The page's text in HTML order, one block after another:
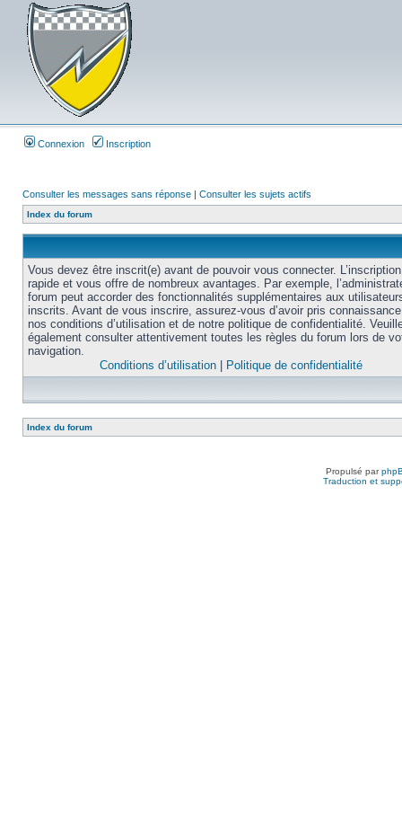
Connexion Inscription
Consulter les messages sans réponse | Consulter les sujets actifs
Index du forum
Vous devez être inscrit(e) avant de pouvoir vous connecter.
rapide et vous offre de nombreux avantages. Par exemple,
forum peut accorder des fonctionnalités supplémentaires aux
inscrits. Avant de vous inscrire, assurez-vous d’avoir pris
nos conditions d’utilisation et de notre politique de confidentialité.
également consulter attentivement toutes les règles du forum lors de
navigation.
Conditions d’utilisation
Politique de confidentialité
Index du forum
Propulsé par
Traduction et